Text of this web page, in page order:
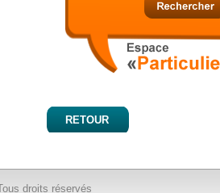
RETOUR
droits réservés